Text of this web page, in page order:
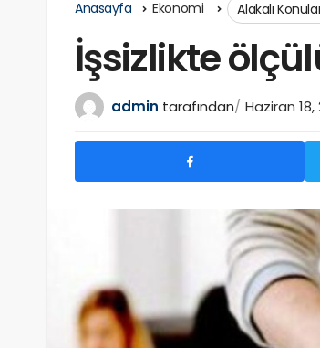
Anasayfa Ekonomi Alakalı
İşsizlikte
admin tarafından Haziran 18,